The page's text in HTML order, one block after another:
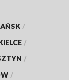
/
/
/
/